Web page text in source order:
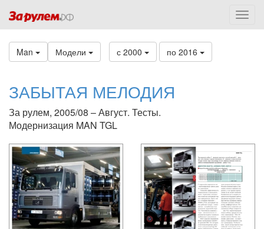
Man Модели с 2000 по 2016
ЗАБЫТАЯ МЕЛОДИЯ
За рулем, 2005/08 – Август. Тесты.
Модернизация MAN TGL